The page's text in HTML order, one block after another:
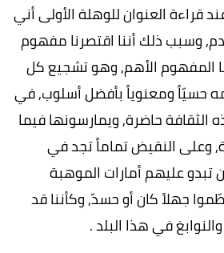
قراءة العنوان للوهلة الأولى أني
وسبب ذلك أننا اقتصرنا مفهوم
المفهوم الأهم, وهو تشجيع كل
ومعنوياً بأفضل أسلوب, في
حاضرة, ويمارسونها فيما
وعلى النقيض تماماً تجد في
تبدو عليهم أمارات الموهبة
جهلاً كان أو حسدّ, وكأننا قد
في هذا البلد .